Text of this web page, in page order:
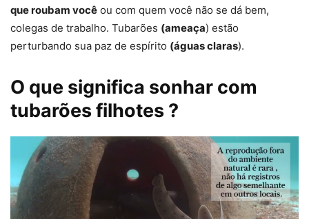
que roubam você ou com quem você não se dá bem,
colegas de trabalho. Tubarões (ameaça) estão
perturbando sua paz de espírito (águas claras).
O que significa sonhar com
tubarões filhotes ?